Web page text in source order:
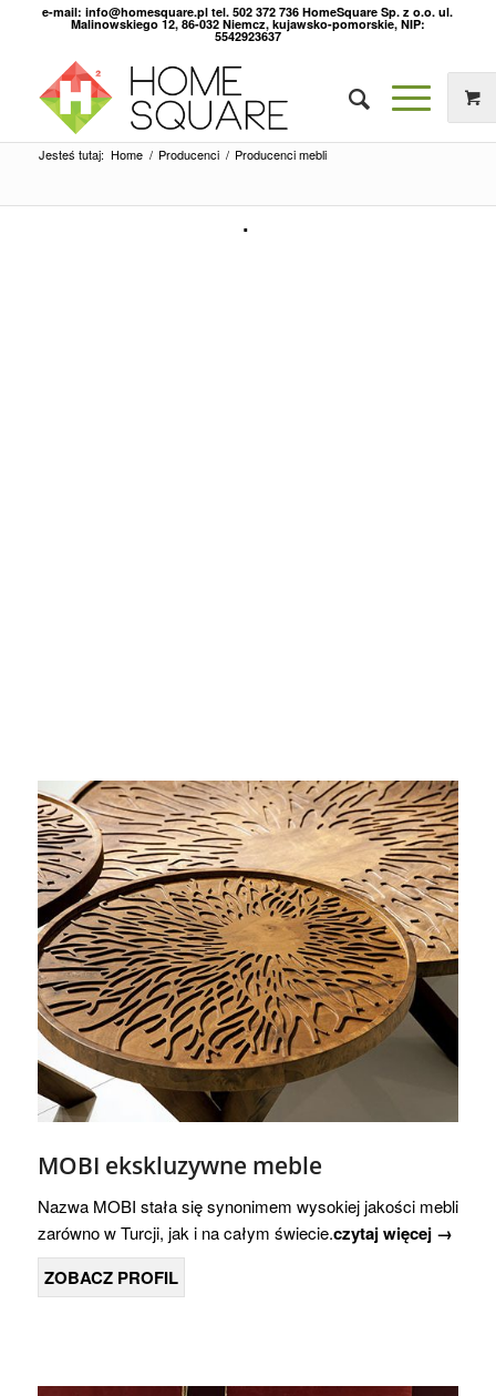
e-mail: info@homesquare.pl tel. 502 372 736 HomeSquare Sp. z o.o. ul.
Malinowskiego 12, 86-032 Niemcz, kujawsko-pomorskie, NIP:
5542923637
Jesteś tutaj: Home / Producenci / Producenci mebli
MOBI ekskluzywne meble
Nazwa MOBI stała się synonimem wysokiej jakości mebli
zarówno w Turcji, jak i na całym świecie.czytaj więcej →
ZOBACZ PROFIL